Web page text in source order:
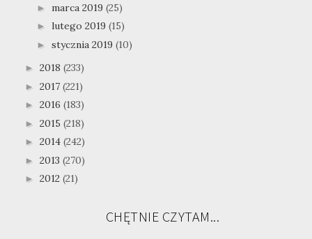
► marca 2019 (25)
► lutego 2019 (15)
► stycznia 2019 (10)
► 2018 (233)
► 2017 (221)
► 2016 (183)
► 2015 (218)
► 2014 (242)
► 2013 (270)
► 2012 (21)
CHĘTNIE CZYTAM...